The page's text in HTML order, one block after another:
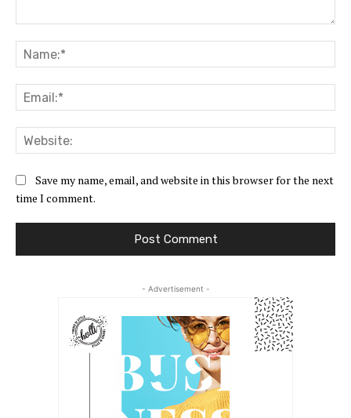
Save my name, email, and website in this browser for the next
time I comment.
- Advertisement -